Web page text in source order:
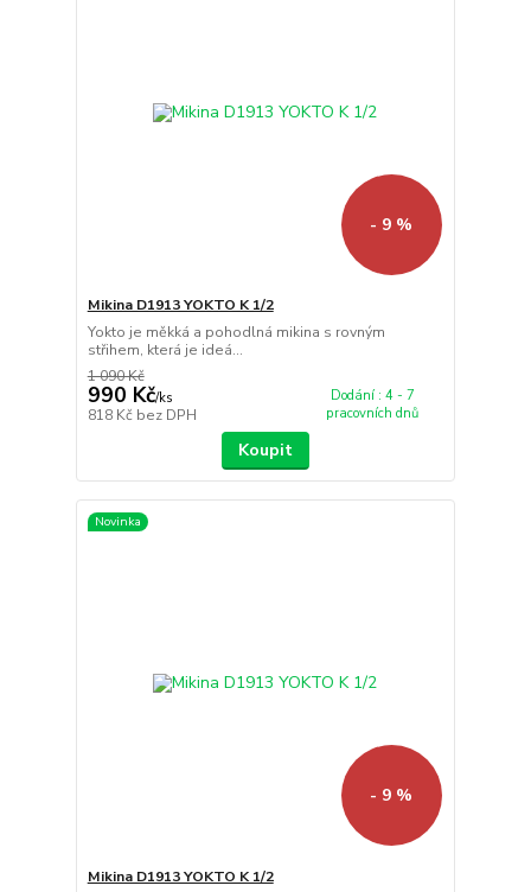
- 9 %
Mikina D1913 YOKTO K 1/2
Yokto je měkká a pohodlná mikina s rovným
střihem, která je ideá...
1 090 Kč
990 Kč/ks
818 Kč bez DPH
Dodání : 4 - 7
pracovních dnů
Koupit
Novinka
- 9 %
Mikina D1913 YOKTO K 1/2